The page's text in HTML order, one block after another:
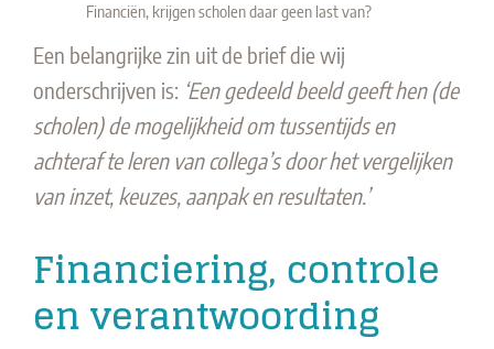
Financiën, krijgen scholen daar geen last van?
Een belangrijke zin uit de brief die wij
onderschrijven is: ‘Een gedeeld beeld geeft hen (de
scholen) de mogelijkheid om tussentijds en
achteraf te leren van collega’s door het vergelijken
van inzet, keuzes, aanpak en resultaten.’
Financiering, controle
en verantwoording